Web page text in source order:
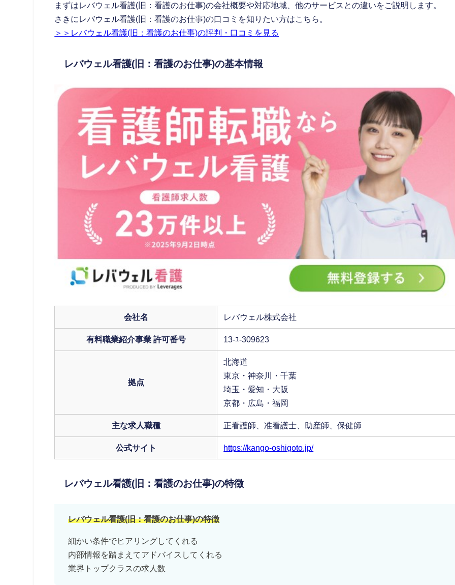
まずはレバウェル看護(旧：看護のお仕事)の会社概要や対応地域、他のサービスとの違いをご説明します。
さきにレバウェル看護(旧：看護のお仕事)の口コミを知りたい方はこちら。
＞＞レバウェル看護(旧：看護のお仕事)の評判・口コミを見る
レバウェル看護(旧：看護のお仕事)の基本情報
会社名 レバウェル株式会社
有料職業紹介事業 許可番号 13-ﾕ-309623
拠点
北海道
東京・神奈川・千葉
埼玉・愛知・大阪
京都・広島・福岡
主な求人職種 正看護師、准看護士、助産師、保健師
公式サイト https://kango-oshigoto.jp/
レバウェル看護(旧：看護のお仕事)の特徴
レバウェル看護(旧：看護のお仕事)の特徴
細かい条件でヒアリングしてくれる
内部情報を踏まえてアドバイスしてくれる
業界トップクラスの求人数